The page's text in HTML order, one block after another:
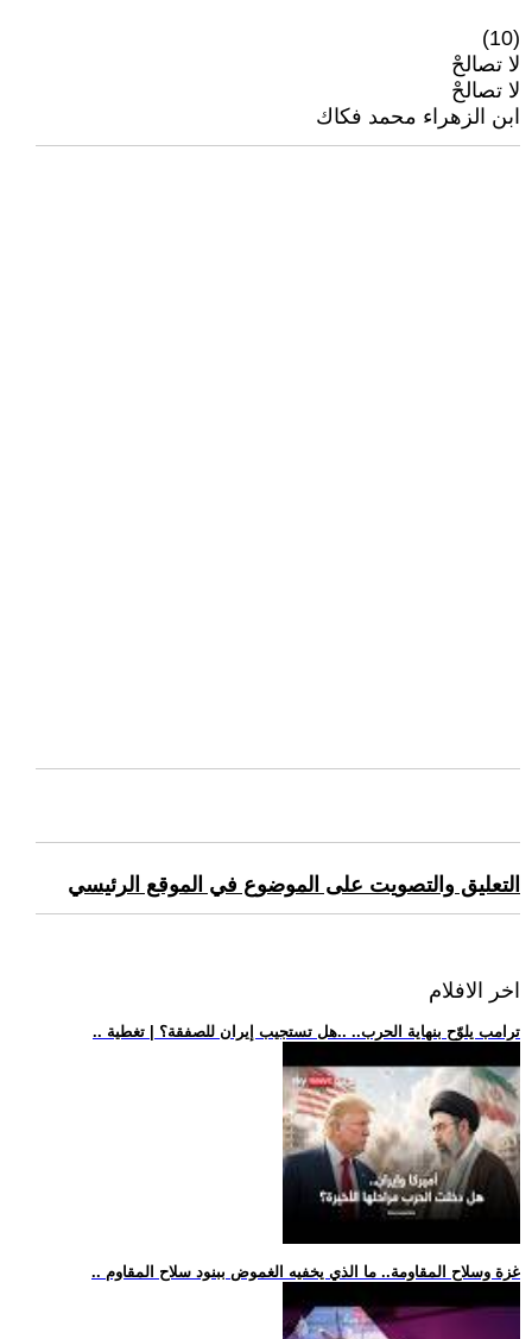
(10)
لا تصالحْ
لا تصالحْ
ابن الزهراء محمد فكاك
التعليق والتصويت على الموضوع في الموقع الرئيسي
اخر الافلام
.. ترامب يلوّح بنهاية الحرب.. ..هل تستجيب إيران للصفقة؟ | تغطية
.. غزة وسلاح المقاومة.. ما الذي يخفيه الغموض ببنود سلاح المقاوم